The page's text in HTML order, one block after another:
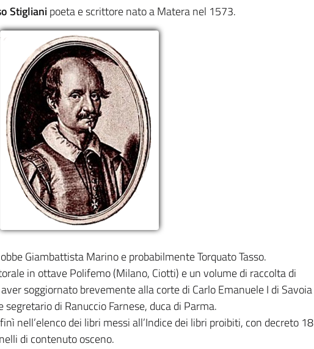
Stiglianipoeta e scrittore nato a Matera nel 1573.
Giambattista Marino e probabilmente Torquato Tasso.
in ottave Polifemo (Milano, Ciotti) e un volume di raccolta di
soggiornato brevemente alla corte di Carlo Emanuele I di Savoia
di Ranuccio Farnese, duca di Parma.
nell’elenco dei libri messi all’Indice dei libri proibiti, con decreto 18
di contenuto osceno.